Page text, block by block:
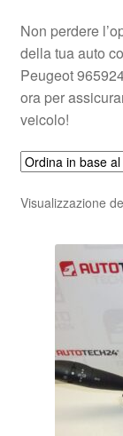
Non perdere
della tua auto
Peugeot
ora per
veicolo!
Visualizzazione